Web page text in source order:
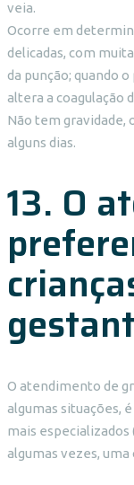
veia.
Ocorre em
delicadas, com
da punção; quando
altera a coagulação
Não tem gravidade,
alguns dias.
13. O
O atendimento de
algumas situações,
mais especializados
algumas vezes,